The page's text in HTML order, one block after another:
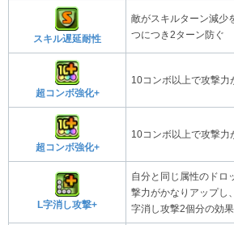
スキル遅延耐性
敵がスキルターン減少
つにつき2ターン防ぐ
超コンボ強化+
10コンボ以上で攻撃力
超コンボ強化+
10コンボ以上で攻撃力
L字消し攻撃+
自分と同じ属性のドロ
撃力がかなりアップし
字消し攻撃2個分の効